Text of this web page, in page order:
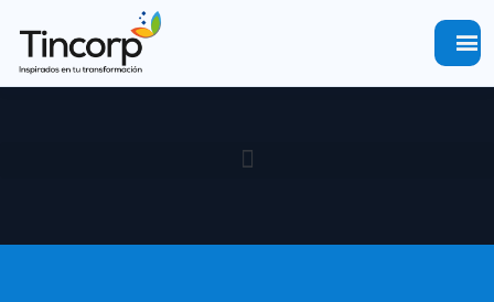
menu